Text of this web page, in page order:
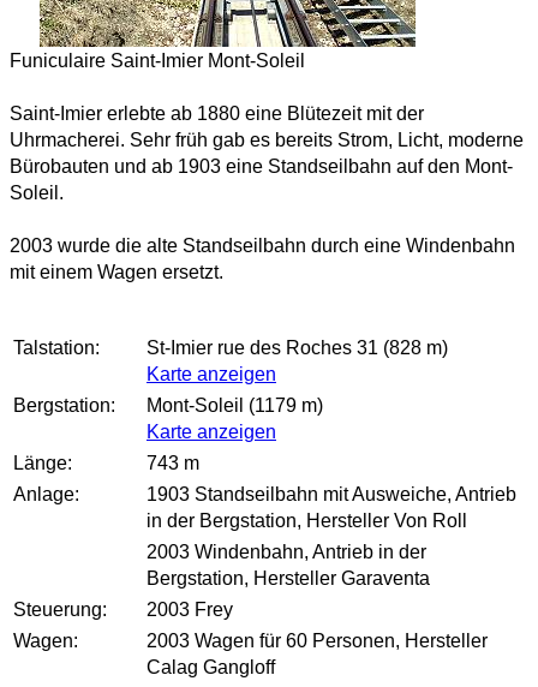
Funiculaire Saint-Imier Mont-Soleil
Saint-Imier erlebte ab 1880 eine Blütezeit mit der
Uhrmacherei. Sehr früh gab es bereits Strom, Licht, moderne
Bürobauten und ab 1903 eine Standseilbahn auf den Mont-
Soleil.
2003 wurde die alte Standseilbahn durch eine Windenbahn
mit einem Wagen ersetzt.
Talstation:
St-Imier rue des Roches 31 (828 m)
Karte anzeigen
Bergstation:
Mont-Soleil (1179 m)
Karte anzeigen
Länge:
743 m
Anlage:
1903 Standseilbahn mit Ausweiche, Antrieb
in der Bergstation, Hersteller Von Roll
2003 Windenbahn, Antrieb in der
Bergstation, Hersteller Garaventa
Steuerung:
2003 Frey
Wagen:
2003 Wagen für 60 Personen, Hersteller
Calag Gangloff